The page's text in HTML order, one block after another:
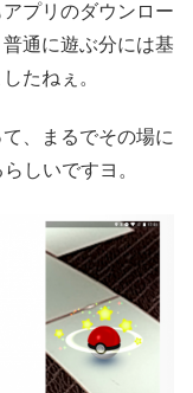
プリのダウンロー
通に遊ぶ分には基
たねぇ。
、まるでその場に
しいですヨ。